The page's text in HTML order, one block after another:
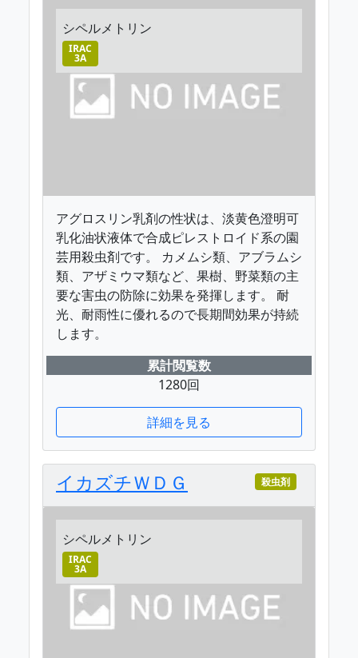
シペルメトリン
IRAC
3A
アグロスリン乳剤の性状は、淡黄色澄明可
乳化油状液体で合成ピレストロイド系の園
芸用殺虫剤です。 カメムシ類、アブラムシ
類、アザミウマ類など、果樹、野菜類の主
要な害虫の防除に効果を発揮します。 耐
光、耐雨性に優れるので長期間効果が持続
します。
累計閲覧数
1280回
詳細を見る
イカズチＷＤＧ 殺虫剤
シペルメトリン
IRAC
3A